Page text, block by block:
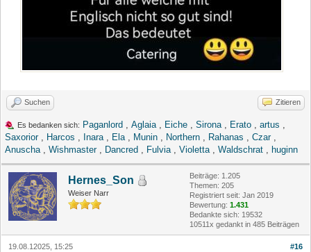
Suchen Zitieren
Es bedanken sich: Paganlord , Aglaia, Eiche , Sirona, Erato , artus ,
Saxorior, Harcos , Inara, Ela, Munin , Northern , Rahanas , Czar,
Anuscha, Wishmaster, Dancred , Fulvia, Violetta, Waldschrat , huginn
Hernes_Son
Weiser Narr
Beiträge: 1.205
Themen: 205
Registriert seit: Jan 2019
Bewertung: 1.431
Bedankte sich: 19532
10511x gedankt in 485 Beiträgen
#16
19.08.12025, 15:25